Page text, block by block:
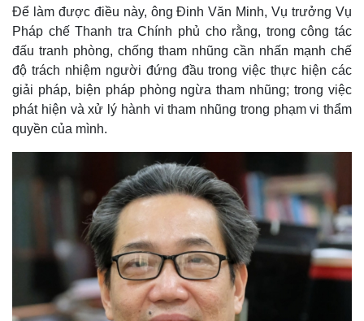
Kinh tế
Bất động sản
Khởi nghiệp
Thị trường
Giá vàng
Giá cà phê
Để làm được điều này, ông Đinh Văn Minh, Vụ trưởng Vụ
Pháp chế Thanh tra Chính phủ cho rằng, trong công tác
đấu tranh phòng, chống tham nhũng cần nhấn mạnh chế
độ trách nhiệm người đứng đầu trong việc thực hiện các
giải pháp, biện pháp phòng ngừa tham nhũng; trong việc
phát hiện và xử lý hành vi tham nhũng trong phạm vi thẩm
quyền của mình.